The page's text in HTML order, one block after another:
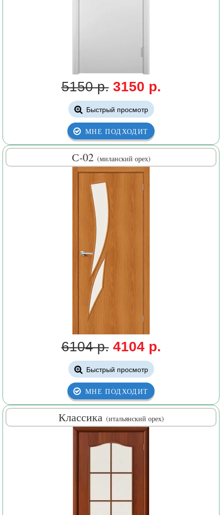
5150 р. 3150 р.
Быстрый просмотр
МНЕ ПОДХОДИТ
С-02 (миланский орех)
6104 р. 4104 р.
Быстрый просмотр
МНЕ ПОДХОДИТ
Классика (итальянский орех)